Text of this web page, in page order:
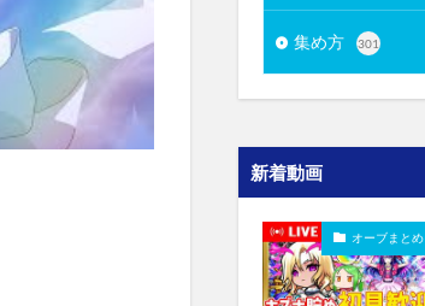
集め方 301
新着動画
オーブまとめ